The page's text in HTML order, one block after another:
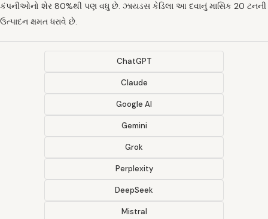
કંપનીઓનો શેર 80%થી પણ વધુ છે. ઝાયડસ કેડિલા આ દવાનું માસિક 20 ટનની
ઉત્પાદન ક્ષમત ધરાવે છે.
ChatGPT
Claude
Google AI
Gemini
Grok
Perplexity
DeepSeek
Mistral